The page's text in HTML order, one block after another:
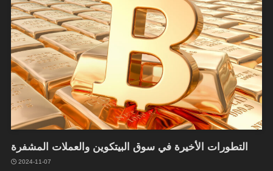
التطورات الأخيرة في سوق البيتكوين والعملات المشفرة
2024-11-07